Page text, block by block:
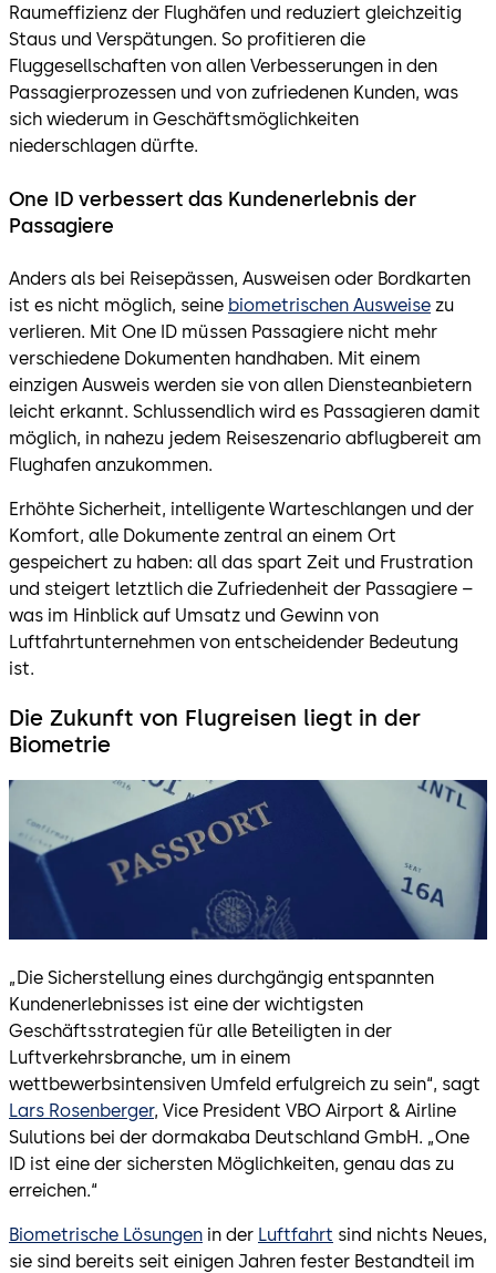
Raumeffizienz der Flughäfen und reduziert gleichzeitig
Staus und Verspätungen. So profitieren die
Fluggesellschaften von allen Verbesserungen in den
Passagierprozessen und von zufriedenen Kunden, was
sich wiederum in Geschäftsmöglichkeiten
niederschlagen dürfte.
One ID verbessert das Kundenerlebnis der
Passagiere
Anders als bei Reisepässen, Ausweisen oder Bordkarten
ist es nicht möglich, seine biometrischen Ausweise zu
verlieren. Mit One ID müssen Passagiere nicht mehr
verschiedene Dokumenten handhaben. Mit einem
einzigen Ausweis werden sie von allen Diensteanbietern
leicht erkannt. Schlussendlich wird es Passagieren damit
möglich, in nahezu jedem Reiseszenario abflugbereit am
Flughafen anzukommen.
Erhöhte Sicherheit, intelligente Warteschlangen und der
Komfort, alle Dokumente zentral an einem Ort
gespeichert zu haben: all das spart Zeit und Frustration
und steigert letztlich die Zufriedenheit der Passagiere –
was im Hinblick auf Umsatz und Gewinn von
Luftfahrtunternehmen von entscheidender Bedeutung
ist.
Die Zukunft von Flugreisen liegt in der
Biometrie
„Die Sicherstellung eines durchgängig entspannten
Kundenerlebnisses ist eine der wichtigsten
Geschäftsstrategien für alle Beteiligten in der
Luftverkehrsbranche, um in einem
wettbewerbsintensiven Umfeld erfulgreich zu sein“, sagt
Lars Rosenberger, Vice President VBO Airport & Airline
Sulutions bei der dormakaba Deutschland GmbH. „One
ID ist eine der sichersten Möglichkeiten, genau das zu
erreichen.“
Biometrische Lösungen in der Luftfahrt sind nichts Neues,
sie sind bereits seit einigen Jahren fester Bestandteil im